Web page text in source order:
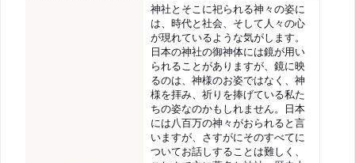
神社とそこに祀られる神々の姿に
は、時代と社会、そして人々の心
が現れているような気がします。
日本の神社の御神体には鏡が用い
られることがありますが、鏡に映
るのは、神様のお姿ではなく、神
様を拝み、祈りを捧げている私た
ちの姿なのかもしれません。日本
には八百万の神々がおられると言
いますが、さすがにそのすべてに
ついてお話しすることは難しく、